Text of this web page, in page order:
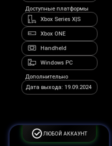
Доступные платформы
Xbox Series X|S
Xbox ONE
Handheld
Windows PC
Дополнительно
Дата выхода: 19.09.2024
ЛЮБОЙ АККАУНТ